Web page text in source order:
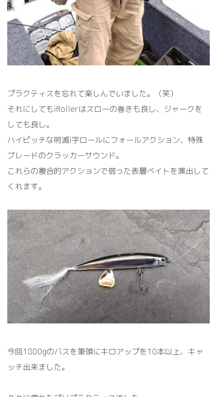
プラクティスを忘れて楽しんでいました。（笑）
それにしてもiRollerはスローの巻きも良し、ジャークを
しても良し。
ハイピッチな明滅i字ロールにフォールアクション、特殊
ブレードのクラッカーサウンド。
これらの複合的アクションで弱った表層ベイトを演出して
くれます。
今回1800gのバスを筆頭にキロアップを10本以上、キャ
ッチ出来ました。